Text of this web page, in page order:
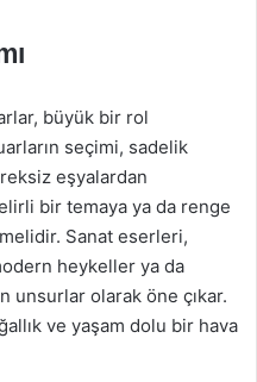
büyük bir rol
seçimi, sadelik
eşyalardan
bir temaya ya da renge
Sanat eserleri,
heykeller ya da
unsurlar olarak öne çıkar.
ve yaşam dolu bir hava